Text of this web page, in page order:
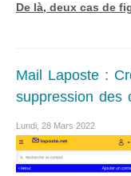
De là, deux cas de
Mail Laposte :
suppression des
Lundi, 28 Mars 2022